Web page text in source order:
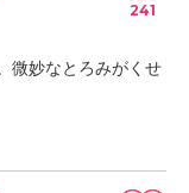
微妙なとろみがくせ
241